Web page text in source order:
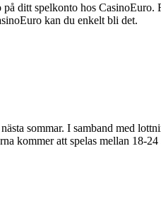
ditt spelkonto hos
kan du enkelt bli det.
sommar. I samband med
kommer att spelas mellan 18-